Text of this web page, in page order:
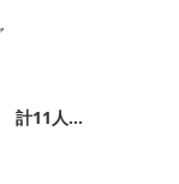
計11人...